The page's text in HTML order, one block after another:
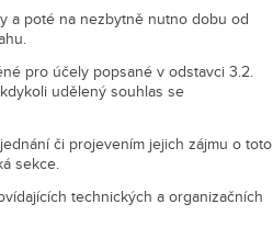
a poté na nezbytně nutno dobu od
pro účely popsané v odstavci 3.2.
udělený souhlas se
či projevením jejich zájmu o toto
sekce.
technických a organizačních